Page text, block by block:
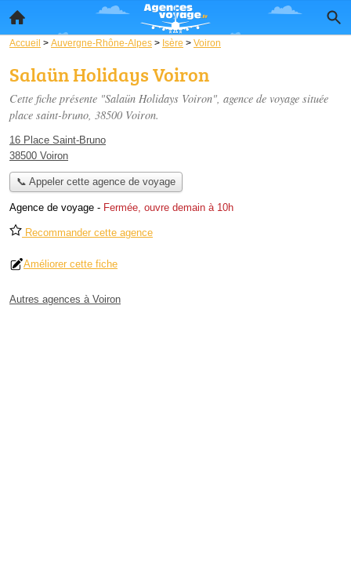
Accueil > Auvergne-Rhône-Alpes > Isère > Voiron
Salaün Holidays Voiron
Cette fiche présente "Salaün Holidays Voiron", agence de voyage située
place saint-bruno, 38500 Voiron.
16 Place Saint-Bruno
38500 Voiron
📞 Appeler cette agence de voyage
Agence de voyage - Fermée, ouvre demain à 10h
Recommander cette agence
Améliorer cette fiche
Autres agences à Voiron